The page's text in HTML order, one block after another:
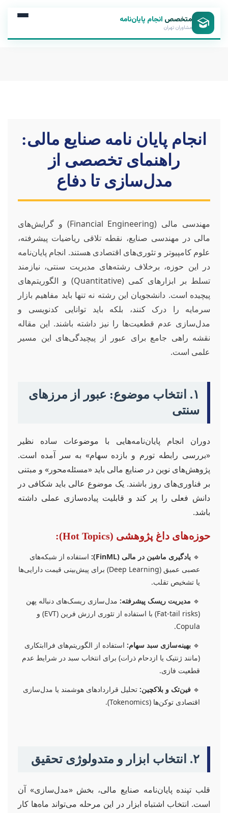
متخصص انجام پایان‌نامه
مشاوران تهران
انجام پایان نامه صنایع مالی:
راهنمای تخصصی از
مدل‌سازی تا دفاع
مهندسی مالی (Financial Engineering) و گرایش‌های
مالی در مهندسی صنایع، نقطه تلاقی ریاضیات پیشرفته،
علوم کامپیوتر و تئوری‌های اقتصادی هستند. انجام پایان‌نامه
در این حوزه، برخلاف رشته‌های مدیریت سنتی، نیازمند
تسلط بر ابزارهای کمی (Quantitative) و الگوریتم‌های
پیچیده است. دانشجویان این رشته نه تنها باید مفاهیم بازار
سرمایه را درک کنند، بلکه باید توانایی کدنویسی و
مدل‌سازی عدم قطعیت‌ها را نیز داشته باشند. این مقاله
نقشه راهی جامع برای عبور از پیچیدگی‌های این مسیر
علمی است.
۱. انتخاب موضوع: عبور از مرزهای
سنتی
دوران انجام پایان‌نامه‌هایی با موضوعات ساده نظیر
«بررسی رابطه تورم و بازده سهام» به سر آمده است.
پژوهش‌های نوین در صنایع مالی باید «مسئله‌محور» و مبتنی
بر فناوری‌های روز باشند. یک موضوع عالی باید شکافی در
دانش فعلی را پر کند و قابلیت پیاده‌سازی عملی داشته
باشد.
حوزه‌های داغ پژوهشی (Hot Topics):
🔹 یادگیری ماشین در مالی (FinML):
استفاده از شبکه‌های
عصبی عمیق (Deep Learning) برای پیش‌بینی قیمت دارایی‌ها
یا تشخیص تقلب.
🔹 مدیریت ریسک پیشرفته: مدل‌سازی ریسک‌های دنباله پهن
(Fat-tail risks) با استفاده از تئوری ارزش فرین (EVT) و
Copula.
🔹 بهینه‌سازی سبد سهام: استفاده از الگوریتم‌های فراابتکاری
(مانند ژنتیک یا ازدحام ذرات) برای انتخاب سبد در شرایط عدم
قطعیت فازی.
🔹 فین‌تک و بلاکچین: تحلیل قراردادهای هوشمند یا مدل‌سازی
اقتصادی توکن‌ها (Tokenomics).
۲. انتخاب ابزار و متدولوژی تحقیق
قلب تپنده پایان‌نامه صنایع مالی، بخش «مدل‌سازی» آن
است. انتخاب اشتباه ابزار در این مرحله می‌تواند ماه‌ها کار